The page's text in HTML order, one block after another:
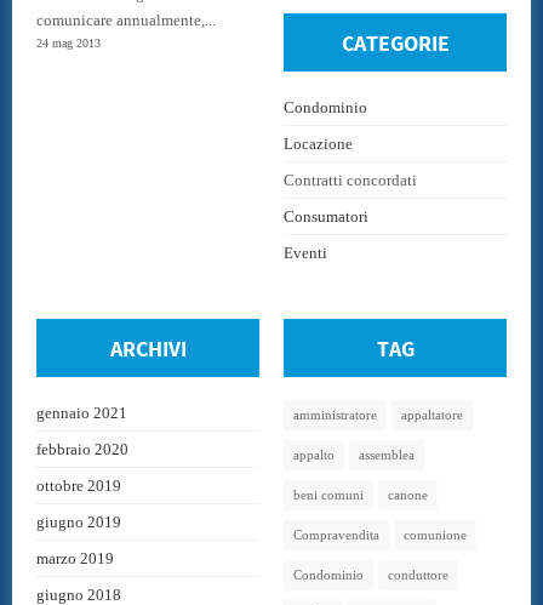
comunicare annualmente,...
24 mag 2013 CATEGORIE
Condominio
Locazione
Contratti concordati
Consumatori
Eventi
ARCHIVI
gennaio 2021
febbraio 2020
ottobre 2019
giugno 2019
marzo 2019
giugno 2018
TAG
amministratore appaltatore
appalto assemblea
beni comuni canone
Compravendita comunione
Condominio conduttore